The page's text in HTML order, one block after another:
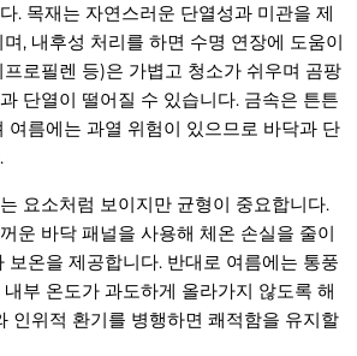
. 목재는 자연스러운 단열성과 미관을 제
, 내후성 처리를 하면 수명 연장에 도움이
로필렌 등)은 가볍고 청소가 쉬우며 곰팡
단열이 떨어질 수 있습니다. 금속은 튼튼
여름에는 과열 위험이 있으므로 바닥과 단
요소처럼 보이지만 균형이 중요합니다.
운 바닥 패널을 사용해 체온 손실을 줄이
보온을 제공합니다. 반대로 여름에는 통풍
부 온도가 과도하게 올라가지 않도록 해
인위적 환기를 병행하면 쾌적함을 유지할